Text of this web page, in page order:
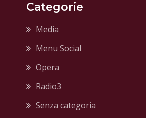
Categorie
Media
Menu Social
Opera
Radio3
Senza categoria